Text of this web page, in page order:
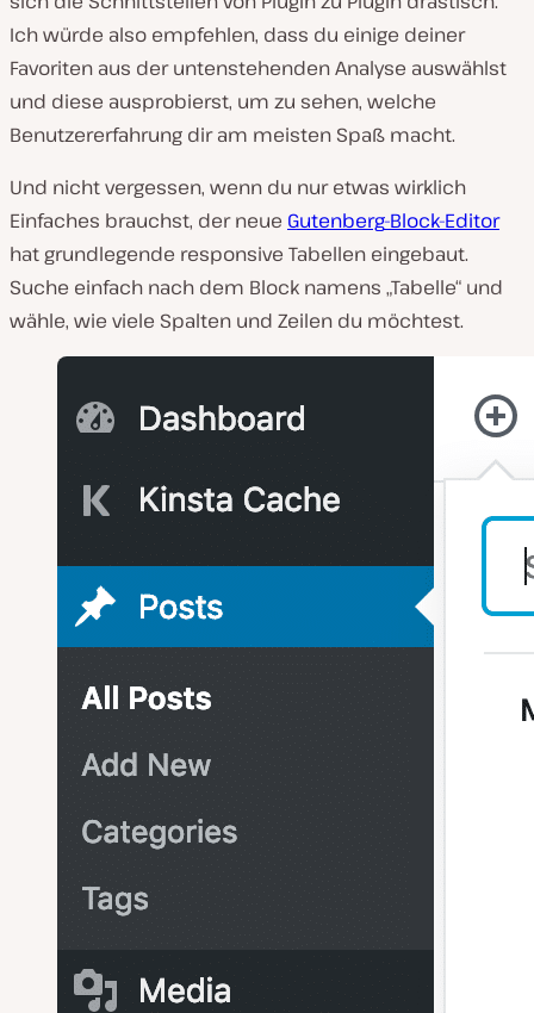
Ich würde also empfehlen, dass du einige deiner
Favoriten aus der untenstehenden Analyse auswählst
und diese ausprobierst, um zu sehen, welche
Benutzererfahrung dir am meisten Spaß macht.
Und nicht vergessen, wenn du nur etwas wirklich
Einfaches brauchst, der neue Gutenberg-Block-Editor
hat grundlegende responsive Tabellen eingebaut.
Suche einfach nach dem Block namens „Tabelle“ und
wähle, wie viele Spalten und Zeilen du möchtest.